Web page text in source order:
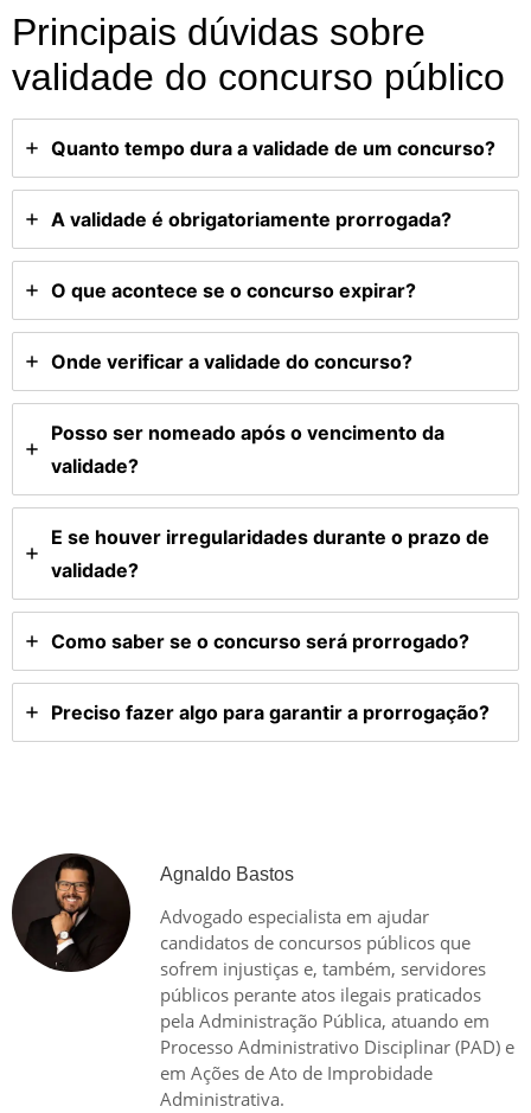
Principais dúvidas sobre
validade do concurso público
Quanto tempo dura a validade de um concurso?
A validade é obrigatoriamente prorrogada?
O que acontece se o concurso expirar?
Onde verificar a validade do concurso?
Posso ser nomeado após o vencimento da
validade?
E se houver irregularidades durante o prazo de
validade?
Como saber se o concurso será prorrogado?
Preciso fazer algo para garantir a prorrogação?
Agnaldo Bastos
Advogado especialista em ajudar
candidatos de concursos públicos que
sofrem injustiças e, também, servidores
públicos perante atos ilegais praticados
pela Administração Pública, atuando em
Processo Administrativo Disciplinar (PAD) e
em Ações de Ato de Improbidade
Administrativa.